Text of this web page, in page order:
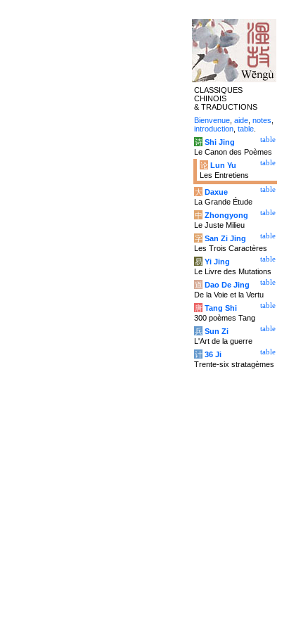
CLASSIQUES
CHINOIS
& TRADUCTIONS
Bienvenue aide notes
introduction table
table
诗 Shi Jing
Le Canon des Poèmes
table
论 Lun Yu
Les Entretiens
table
大 Daxue
La Grande Étude
table
中 Zhongyong
Le Juste Milieu
table
字 San Zi Jing
Les Trois Caractères
table
易 Yi Jing
Le Livre des Mutations
table
道 Dao De Jing
De la Voie et la Vertu
table
唐 Tang Shi
300 poèmes Tang
table
兵 Sun Zi
L'Art de la guerre
table
计 36 Ji
Trente-six stratagèmes